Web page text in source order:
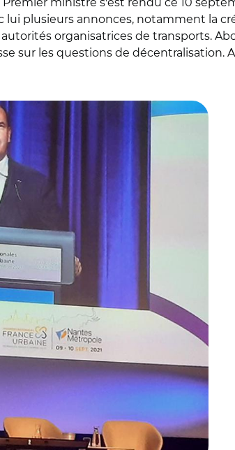
lui plusieurs annonces, notamment la
organisatrices de transports.
sur les questions de décentralisation.